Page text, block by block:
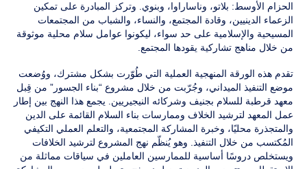
الحزام الأوسط: بلاتو، وناساراوا، وبنوي. وتركز المبادرة على تمكين
الزعماء الدينيين، وقادة المجتمع، والنساء، والشباب من المجتمعات
المسيحية والإسلامية على حد سواء، ليكونوا عوامل سلام محلية موثوقة
من خلال مناهج تشاركية يقودها المجتمع.
تقدم هذه الورقة المنهجية العملية التي طُوّرت بشكل مشترك، ووُضعت
موضع التنفيذ الميداني، وجُرّبت من خلال مشروع “بناء الجسور” من قِبل
معهد قرطبة للسلام بجنيف وشركائه النيجيريين. يجمع هذا النهج بين إطار
عمل المعهد لترشيد الخلاف وممارسات بناء السلام القائمة على الدين
والمتجذرة محليًا، وخبرة المشاركة المجتمعية، والتعلم العملي التكيفي
المُكتسب من خلال التنفيذ. وهو يُنظّم نهج المشروع لترشيد الخلافات
ويستخلص دروسًا أساسية للممارسين العاملين في سياقات مماثلة من